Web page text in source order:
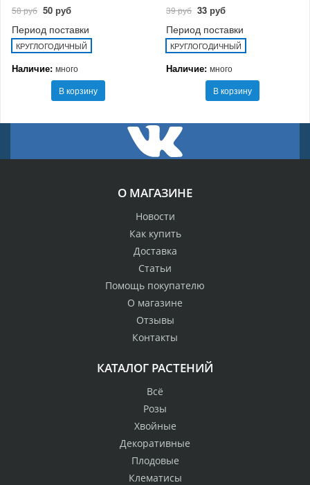
58 руб 50 руб
Период поставки
КРУГЛОГОДИЧНЫЙ
Наличие: много
В корзину
39 руб 33 руб
Период поставки
КРУГЛОГОДИЧНЫЙ
Наличие: много
В корзину
О МАГАЗИНЕ
Новости
Как купить
Доставка
Статьи
Помощь покупателю
О магазине
Отзывы
Контакты
КАТАЛОГ РАСТЕНИЙ
Всё
Розы
Хвойные
Декоративные
Плодовые
Клематисы